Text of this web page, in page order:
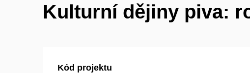
Kulturní dějiny piva:
Kód projektu